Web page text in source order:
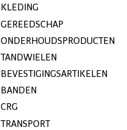
KLEDING
GEREEDSCHAP
ONDERHOUDSPRODUCTEN
TANDWIELEN
BEVESTIGINGSARTIKELEN
BANDEN
CRG
TRANSPORT